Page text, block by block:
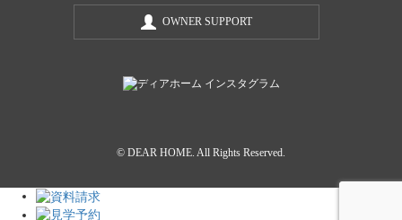
OWNER SUPPORT
© DEAR HOME. All Rights Reserved.